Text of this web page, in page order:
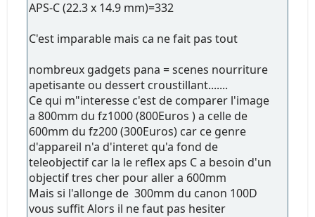
APS-C (22.3 x 14.9 mm)=332
C'est imparable mais ca ne fait pas tout
nombreux gadgets pana = scenes nourriture
apetisante ou dessert croustillant.......
Ce qui m"interesse c'est de comparer l'image
a 800mm du fz1000 (800Euros ) a celle de
600mm du fz200 (300Euros) car ce genre
d'appareil n'a d'interet qu'a fond de
teleobjectif car la le reflex aps C a besoin d'un
objectif tres cher pour aller a 600mm
Mais si l'allonge de 300mm du canon 100D
vous suffit Alors il ne faut pas hesiter